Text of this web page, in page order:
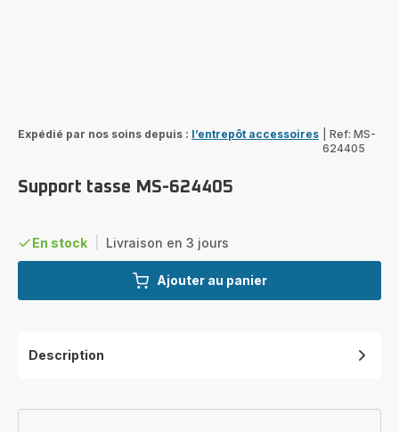
Expédié par nos soins depuis : l’entrepôt accessoires
Ref: MS-
624405
Support tasse MS-624405
En stock Livraison en 3 jours
Ajouter au panier
Description